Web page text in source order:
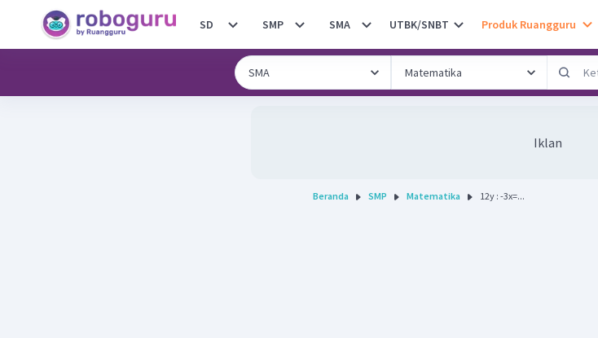
SD SMP SMA UTBK/SNBT Produk Ruangguru
Iklan
Beranda SMP Matematika 12y : -3x=...